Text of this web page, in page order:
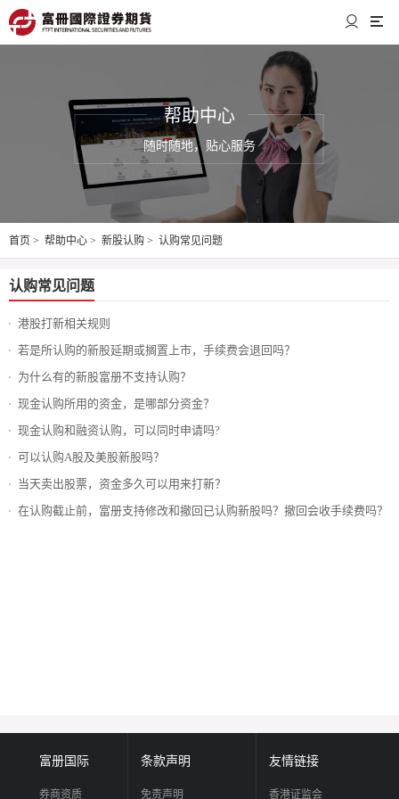
帮助中心
随时随地，贴心服务
首页 > 帮助中心 > 新股认购 > 认购常见问题
认购常见问题
港股打新相关规则
若是所认购的新股延期或搁置上市，手续费会退回吗？
为什么有的新股富册不支持认购？
现金认购所用的资金，是哪部分资金？
现金认购和融资认购，可以同时申请吗?
可以认购A股及美股新股吗？
当天卖出股票，资金多久可以用来打新？
在认购截止前，富册支持修改和撤回已认购新股吗？撤回会收手续费吗？
富册国际
券商资质
条款声明
免责声明
友情链接
香港证监会